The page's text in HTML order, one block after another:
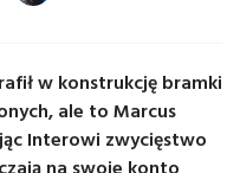
w konstrukcję bramki
ale to Marcus
Interowi zwycięstwo